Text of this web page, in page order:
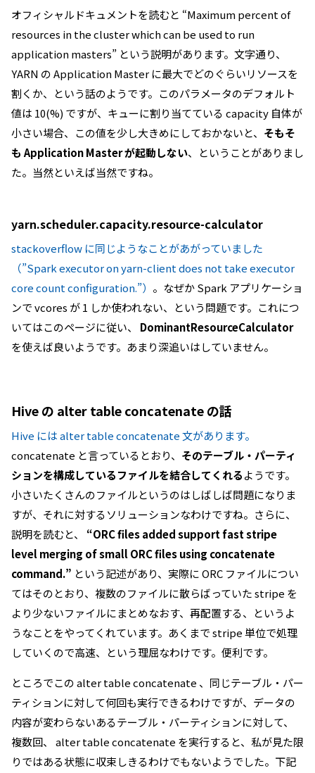
オフィシャルドキュメントを読むと “Maximum percent of
resources in the cluster which can be used to run
application masters” という説明があります。文字通り、
YARN の Application Master に最大でどのぐらいリソースを
割くか、という話のようです。このパラメータのデフォルト
値は 10(%) ですが、キューに割り当てている capacity 自体が
小さい場合、この値を少し大きめにしておかないと、 そもそ
も Application Master が起動しない、ということがありまし
た。当然といえば当然ですね。
yarn.scheduler.capacity.resource-calculator
stackoverflow に同じようなことがあがっていました
（”Spark executor on yarn-client does not take executor
core count configuration.”） 。なぜか Spark アプリケーショ
ンで vcores が 1 しか使われない、という問題です。これにつ
いてはこのページに従い、 DominantResourceCalculator
を使えば良いようです。あまり深追いはしていません。
Hive の alter table concatenate の話
Hive には alter table concatenate 文があります。
concatenate と言っているとおり、 そのテーブル・パーティ
ションを構成しているファイルを結合してくれるようです。
小さいたくさんのファイルというのはしばしば問題になりま
すが、それに対するソリューションなわけですね。さらに、
説明を読むと、 “ORC files added support fast stripe
level merging of small ORC files using concatenate
command.” という記述があり、実際に ORC ファイルについ
てはそのとおり、複数のファイルに散らばっていた stripe を
より少ないファイルにまとめなおす、再配置する、というよ
うなことをやってくれています。あくまで stripe 単位で処理
していくので高速、という理屈なわけです。便利です。
ところでこの alter table concatenate 、同じテーブル・パー
ティションに対して何回も実行できるわけですが、データの
内容が変わらないあるテーブル・パーティションに対して、
複数回、 alter table concatenate を実行すると、私が見た限
りではある状態に収束しきるわけでもないようでした。下記